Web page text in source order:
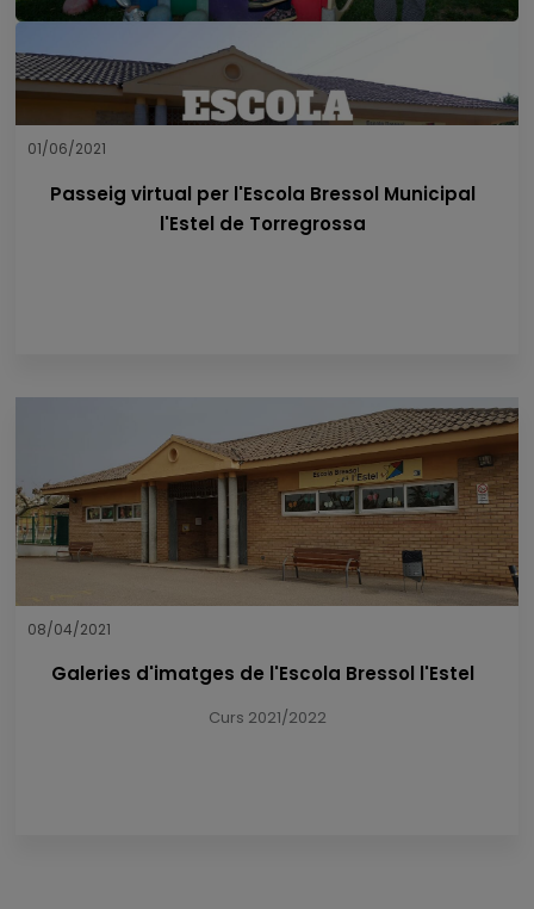
01/06/2021
Passeig virtual per l'Escola Bressol Municipal
l'Estel de Torregrossa
08/04/2021
Galeries d'imatges de l'Escola Bressol l'Estel
Curs 2021/2022